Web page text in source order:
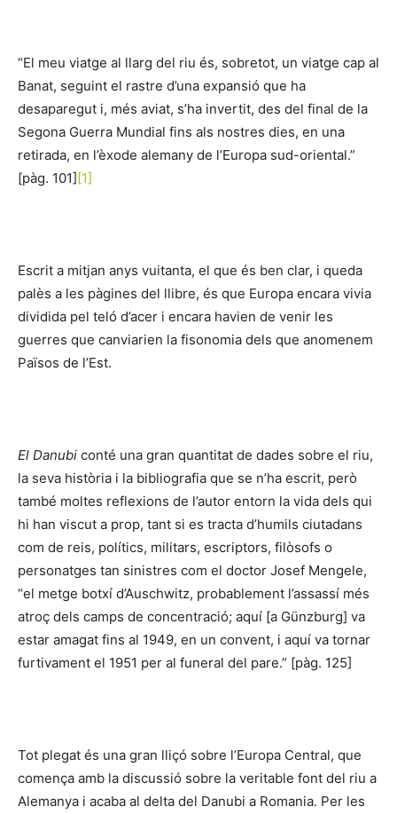
“El meu viatge al llarg del riu és, sobretot, un viatge cap al
Banat, seguint el rastre d’una expansió que ha
desaparegut i, més aviat, s’ha invertit, des del final de la
Segona Guerra Mundial fins als nostres dies, en una
retirada, en l’èxode alemany de l’Europa sud-oriental.”
[pàg. 101][1]
Escrit a mitjan anys vuitanta, el que és ben clar, i queda
palès a les pàgines del llibre, és que Europa encara vivia
dividida pel teló d’acer i encara havien de venir les
guerres que canviarien la fisonomia dels que anomenem
Països de l’Est.
El Danubi conté una gran quantitat de dades sobre el riu,
la seva història i la bibliografia que se n’ha escrit, però
també moltes reflexions de l’autor entorn la vida dels qui
hi han viscut a prop, tant si es tracta d’humils ciutadans
com de reis, polítics, militars, escriptors, filòsofs o
personatges tan sinistres com el doctor Josef Mengele,
“el metge botxí d’Auschwitz, probablement l’assassí més
atroç dels camps de concentració; aquí [a Günzburg] va
estar amagat fins al 1949, en un convent, i aquí va tornar
furtivament el 1951 per al funeral del pare.” [pàg. 125]
Tot plegat és una gran lliçó sobre l’Europa Central, que
comença amb la discussió sobre la veritable font del riu a
Alemanya i acaba al delta del Danubi a Romania. Per les